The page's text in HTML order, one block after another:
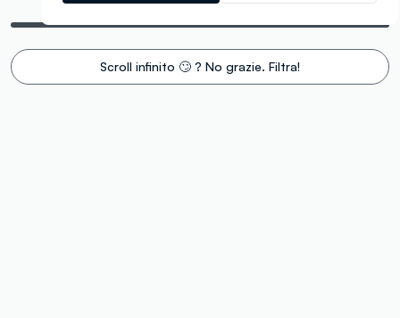
Scroll infinito 🙄 ? No grazie. Filtra!